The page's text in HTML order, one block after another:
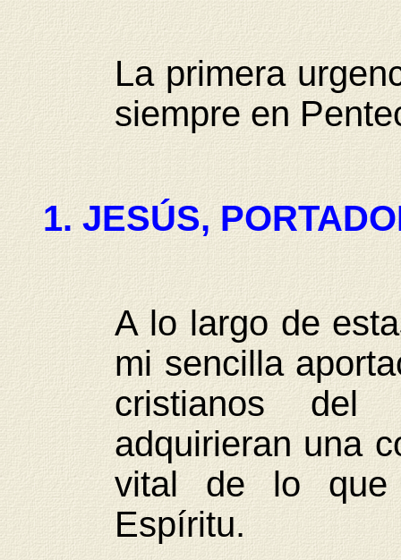
La primera
siempre en
1. JESÚS,
A lo largo de
mi sencilla
cristianos del
adquirieran una
vital de lo que
Espíritu.